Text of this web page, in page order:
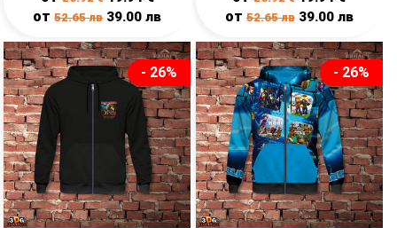
от52.65лв 39.00лв от 52.65лв 39.00 лв
- 26% - 26%